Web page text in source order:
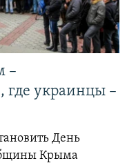
–
где украинцы –
День
Крыма